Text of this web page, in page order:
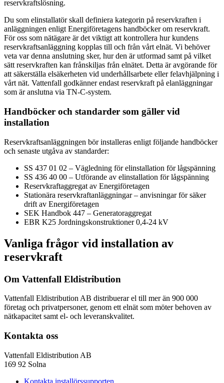
reservkraftslösning.
Du som elinstallatör skall definiera kategorin på reservkraften i
anläggningen enligt Energiföretagens handböcker om reservkraft.
För oss som nätägare är det viktigt att kontrollera hur kundens
reservkraftsanläggning kopplas till och från vårt elnät. Vi behöver
veta var denna anslutning sker, hur den är utformad samt på vilket
sätt reservkraften kan frånskiljas från elnätet. Detta är avgörande för
att säkerställa elsäkerheten vid underhållsarbete eller felavhjälpning i
vårt nät. Vattenfall godkänner endast reservkraft på elanläggningar
som är anslutna via TN-C-system.
Handböcker och standarder som gäller vid
installation
Reservkraftsanläggningen bör installeras enligt följande handböcker
och senaste utgåva av standarder:
SS 437 01 02 – Vägledning för elinstallation för lågspänning
SS 436 40 00 – Utförande av elinstallation för lågspänning
Reservkraftaggregat av Energiföretagen
Stationära reservkraftanläggningar – anvisningar för säker
drift av Energiföretagen
SEK Handbok 447 – Generatoraggregat
EBR K25 Jordningskonstruktioner 0,4-24 kV
Vanliga frågor vid installation av
reservkraft
Om Vattenfall Eldistribution
Vattenfall Eldistribution AB distribuerar el till mer än 900 000
företag och privatpersoner, genom ett elnät som möter behoven av
nätkapacitet samt el- och leveranskvalitet.
Kontakta oss
Vattenfall Eldistribution AB
169 92 Solna
Kontakta installörssupporten